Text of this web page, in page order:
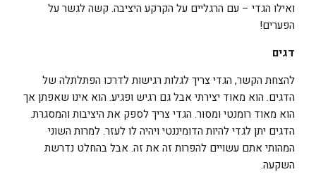
ואילו הגדי – עם הרגליים על הקרקע היציבה. קשה לגשר על
הפערים!
דגים
להצחת הקשר, הגדי צריך לגלות רגישות לדרכו הפתלתלה של
הדגים. הוא מאוד יצירתי אבל גם רגיש ופגיע. הוא אינו שאפתן אך
הוא מאוד רומנטי ומסור. הגדי צריך לספק את היציבות והמסגרת.
הדגים יתן לגדי להיות הדומיננטי ויהיה לו לעזר. למרות השוני
המהותי אתם עשויים להפרות זה את זה. אבל בהחלט נדרשת
השקעה.